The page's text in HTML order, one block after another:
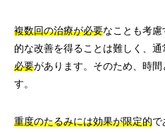
複数回の治療が必要なことも考
的な改善を得ることは難しく、通
必要があります。そのため、時
す。
重度のたるみには効果が限定的で